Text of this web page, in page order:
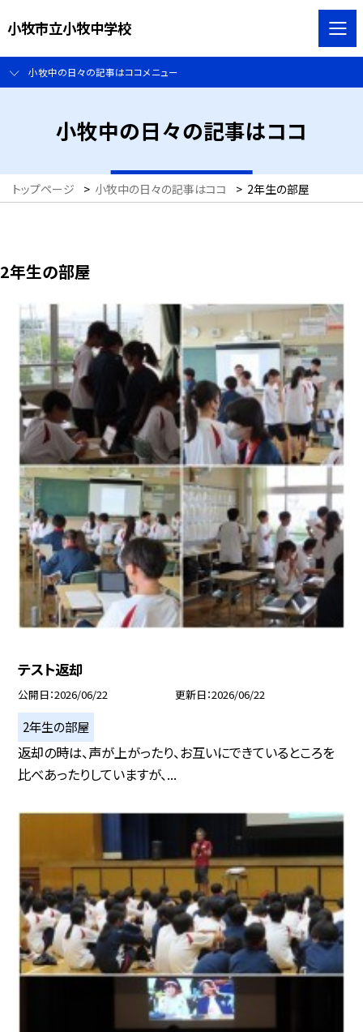
小牧市立小牧中学校
小牧中の日々の記事はココメニュー
小牧中の日々の記事はココ
トップページ > 小牧中の日々の記事はココ > 2年生の部屋
2年生の部屋
テスト返却
公開日 2026/06/22 更新日 2026/06/22
2年生の部屋
返却の時は、声が上がったり、お互いにできているところを
比べあったりしていますが、...